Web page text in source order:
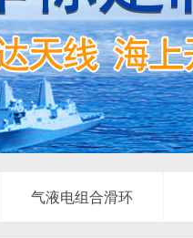
气液电组合滑环